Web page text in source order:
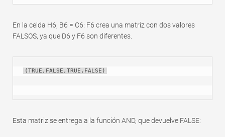
En la celda H6, B6 = C6: F6 crea una matriz con dos valores
FALSOS, ya que D6 y F6 son diferentes.
(TRUE,FALSE,TRUE,FALSE)
Esta matriz se entrega a la función AND, que devuelve FALSE: